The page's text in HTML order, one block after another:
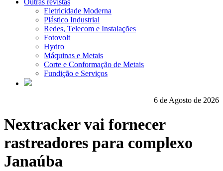
Outras revistas
Eletricidade Moderna
Plástico Industrial
Redes, Telecom e Instalações
Fotovolt
Hydro
Máquinas e Metais
Corte e Conformação de Metais
Fundição e Serviços
6 de Agosto de 2026
Nextracker vai fornecer
rastreadores para complexo
Janaúba